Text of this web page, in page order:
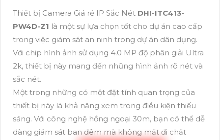
Thiết bị Camera Giá rẻ IP Sắc Nét DHI-ITC413-
PW4D-Z1 là một sự lựa chọn tốt cho dự án cao cấp
trong việc giám sát an ninh trong dự án dân dụng.
Với chip hình ảnh sử dụng 4.0 MP độ phân giải Ultra
2k, thiết bị này mang đến những hình ảnh rõ nét và
sắc nét.
Một trong những có một đặt tính quan trọng của
thiết bị này là khả năng xem trong điều kiện thiếu
sáng. Với công nghệ hồng ngoại 30m, bạn có thể dễ
dàng giám sát ban đêm mà không mất đi chất